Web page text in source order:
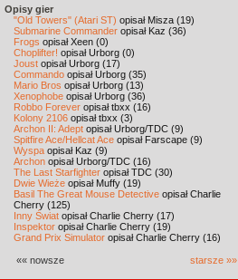
Opisy gier
"Old Towers" (Atari ST) opisał Misza (19)
Submarine Commander opisał Kaz (36)
Frogs opisał Xeen (0)
Choplifter! opisał Urborg (0)
Joust opisał Urborg (17)
Commando opisał Urborg (35)
Mario Bros opisał Urborg (13)
Xenophobe opisał Urborg (36)
Robbo Forever opisał tbxx (16)
Kolony 2106 opisał tbxx (3)
Archon II: Adept opisał Urborg/TDC (9)
Spitfire Ace/Hellcat Ace opisał Farscape (9)
Wyspa opisał Kaz (9)
Archon opisał Urborg/TDC (16)
The Last Starfighter opisał TDC (30)
Dwie Wieże opisał Muffy (19)
Basil The Great Mouse Detective opisał Charlie
Cherry (125)
Inny Świat opisał Charlie Cherry (17)
Inspektor opisał Charlie Cherry (19)
Grand Prix Simulator opisał Charlie Cherry (16)
«« nowsze starsze »»